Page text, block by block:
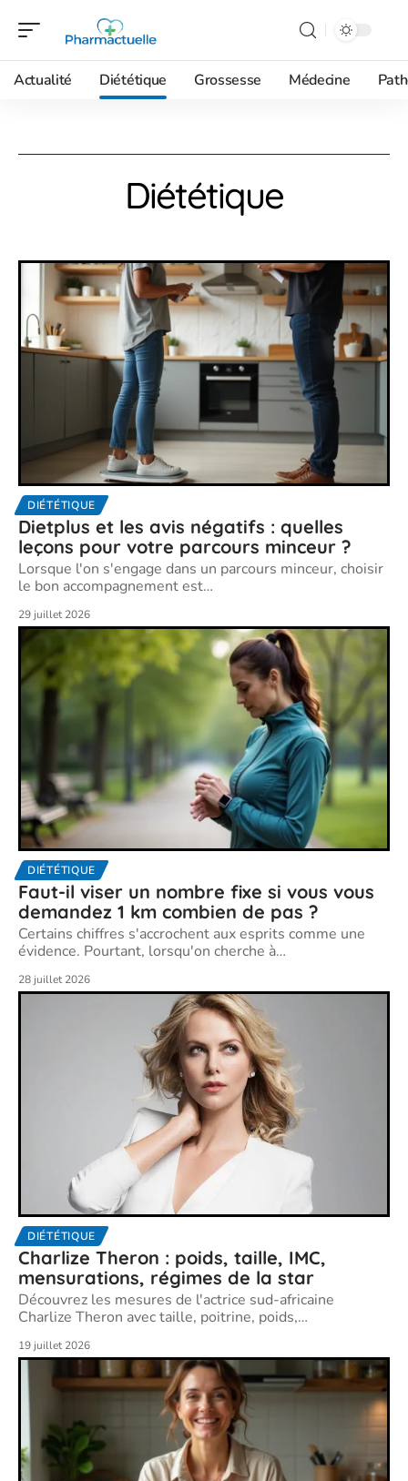
Actualité Diététique Grossesse Médecine
Diététique
DIÉTÉTIQUE
Dietplus et les avis négatifs : quelles
leçons pour votre parcours minceur ?
Lorsque l'on s'engage dans un parcours minceur, choisir
le bon accompagnement est…
29 juillet 2026
DIÉTÉTIQUE
Faut-il viser un nombre fixe si vous vous
demandez 1 km combien de pas ?
Certains chiffres s'accrochent aux esprits comme une
évidence. Pourtant, lorsqu'on cherche à…
28 juillet 2026
DIÉTÉTIQUE
Charlize Theron : poids, taille, IMC,
mensurations, régimes de la star
Découvrez les mesures de l'actrice sud-africaine
Charlize Theron avec taille, poitrine, poids,…
19 juillet 2026